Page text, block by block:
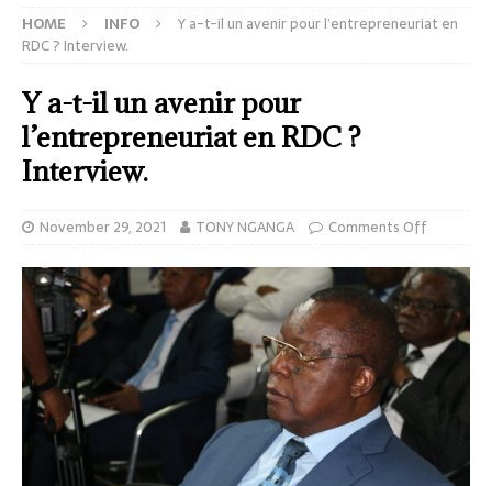
HOME INFO
Y a-t-il un avenir pour l’entrepreneuriat en
RDC ? Interview.
Y a-t-il un avenir pour
l’entrepreneuriat en RDC ?
Interview.
November 29, 2021 TONY NGANGA Comments Off